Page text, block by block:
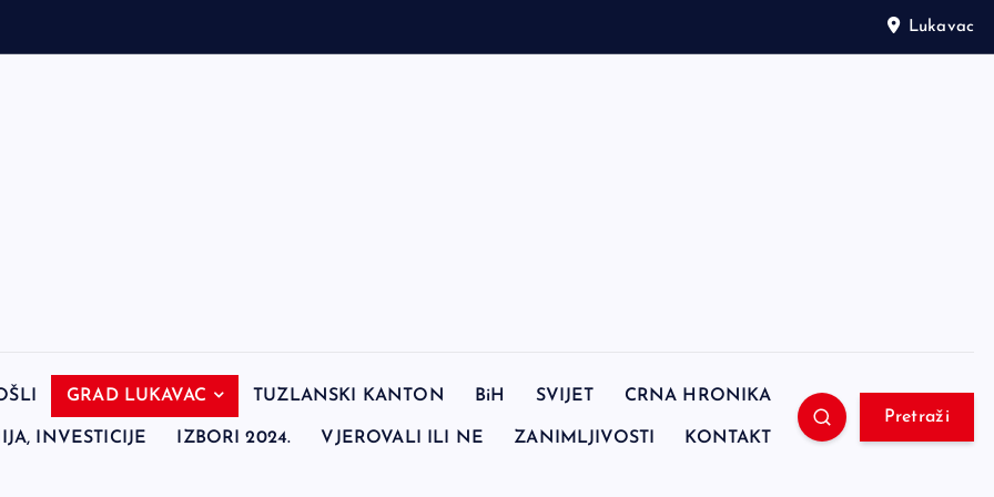
Lukavac
GRAD LUKAVAC TUZLANSKI KANTON BiH SVIJET CRNA HRONIKA
INVESTICIJE IZBORI 2024. VJEROVALI ILI NE ZANIMLJIVOSTI KONTAKT
Pretraži